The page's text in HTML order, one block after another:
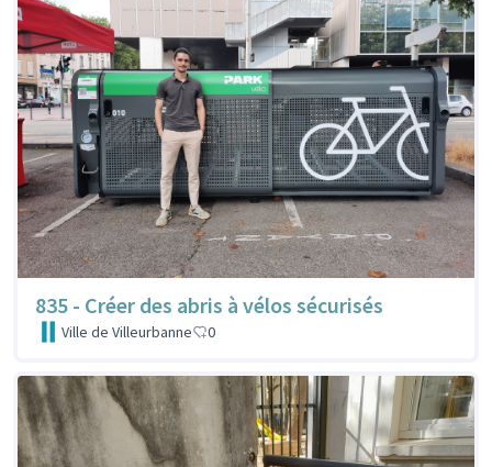
835 - Créer des abris à vélos sécurisés
Ville de Villeurbanne 0